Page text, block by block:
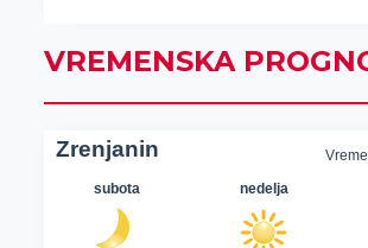
VREMENSKA